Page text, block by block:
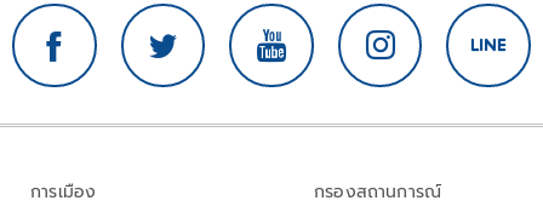
การเมือง
กรองสถานการณ์